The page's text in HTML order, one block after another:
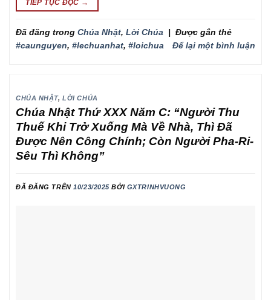
TIẾP TỤC ĐỌC →
Đã đăng trong Chúa Nhật, Lời Chúa | Được gắn thẻ
#caunguyen, #lechuanhat, #loichua Để lại một bình luận
CHÚA NHẬT,LỜI CHÚA
Chúa Nhật Thứ XXX Năm C: “Người Thu
Thuế Khi Trở Xuống Mà Về Nhà, Thì Đã
Được Nên Công Chính; Còn Người Pha-Ri-
Sêu Thì Không”
ĐÃ ĐĂNG TRÊN10/23/2025 BỞI GXTRINHVUONG